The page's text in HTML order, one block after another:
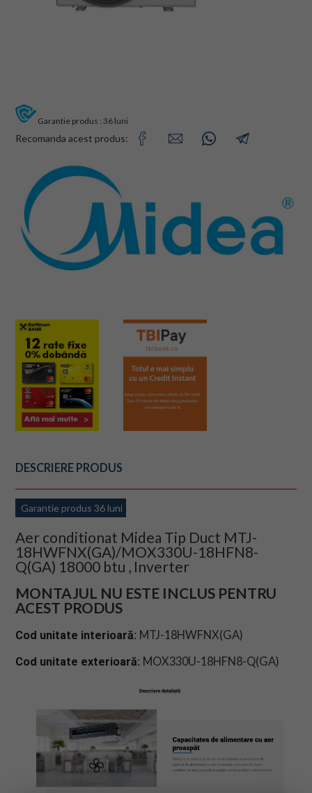
Garantie produs : 36 luni
Recomanda acest produs:
DESCRIERE PRODUS
Garantie produs 36 luni
Aer conditionat Midea Tip Duct MTJ-
18HWFNX(GA)/MOX330U-18HFN8-
Q(GA) 18000 btu , Inverter
MONTAJUL NU ESTE INCLUS PENTRU
ACEST PRODUS
Cod unitate interioară: MTJ-18HWFNX(GA)
Cod unitate exterioară: MOX330U-18HFN8-Q(GA)